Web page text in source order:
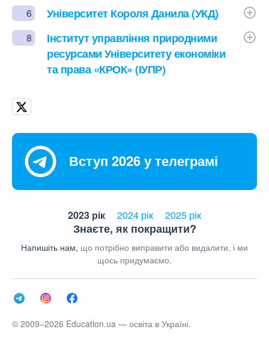
6 Університет Короля Данила (УКД)
8
Інститут управління природними
ресурсами Університету економіки
та права «КРОК» (ІУПР)
Вступ 2026 у телеграмі
2023 рік 2024 рік 2025 рік
Знаєте, як покращити?
Напишіть нам, що потрібно виправити або видалити, і ми
щось придумаємо.
© 2009–2026 Education.ua — освіта в Україні.